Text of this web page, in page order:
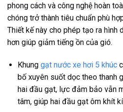
phong cách và công nghệ hoàn
chóng trở thành tiêu chuẩn phù
Thiết kế này cho phép tạo ra hình
hơn giúp giảm tiếng ồn của gió.
Khung gạt nước xe hơi 5 khúc
bố xuyên suốt dọc theo thanh
hai đầu gạt, lực đảm bảo vẫn
tâm, giúp hai đầu gạt ôm khít